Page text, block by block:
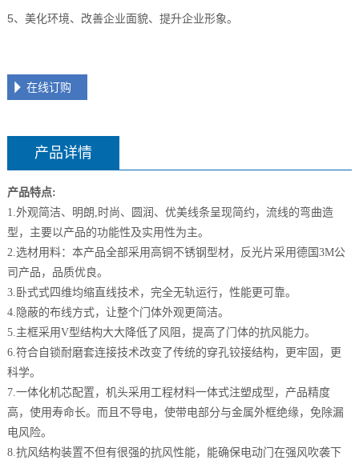
5、美化环境、改善企业面貌、提升企业形象。
在线订购
产品详情
产品特点:
1.外观简洁、明朗,时尚、圆润、优美线条呈现简约，流线的弯曲造
型，主要以产品的功能性及实用性为主。
2.选材用料：本产品全部采用高铜不锈钢型材，反光片采用德国3M公
司产品，品质优良。
3.卧式式四维均缩直线技术，完全无轨运行，性能更可靠。
4.隐蔽的布线方式，让整个门体外观更简洁。
5.主框采用V型结构大大降低了风阻，提高了门体的抗风能力。
6.符合自锁耐磨套连接技术改变了传统的穿孔铰接结构，更牢固，更
科学。
7.一体化机芯配置，机头采用工程材料一体式注塑成型，产品精度
高，使用寿命长。而且不导电，使带电部分与金属外框绝缘，免除漏
电风险。
8.抗风结构装置不但有很强的抗风性能，能确保电动门在强风吹袭下